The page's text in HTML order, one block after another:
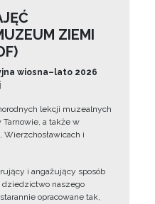
ZIEMI
wiosna–lato 2026
lekcji muzealnych
a także w
Wierzchosławicach i
i angażujący sposób
naszego
opracowane tak,